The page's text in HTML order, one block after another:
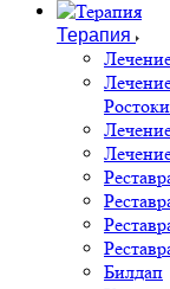
Терапия
Билдап